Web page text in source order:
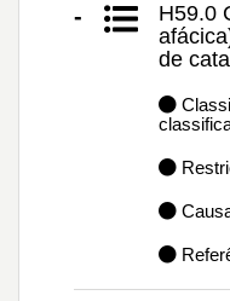
-
H59.0
de